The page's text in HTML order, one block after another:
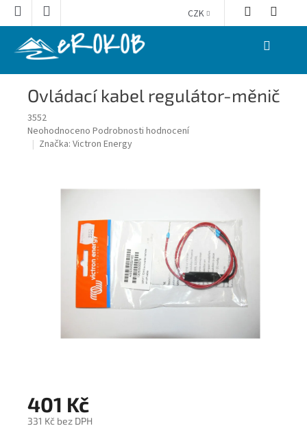
Přejít
CZK
NÁKUPNÍ
Ovládací kabel regulátor-měnič
3552
Průměrné
hodnocení
Neohodnoceno Podrobnosti hodnocení
Značka: Victron Energy
401 Kč
331 Kč bez DPH